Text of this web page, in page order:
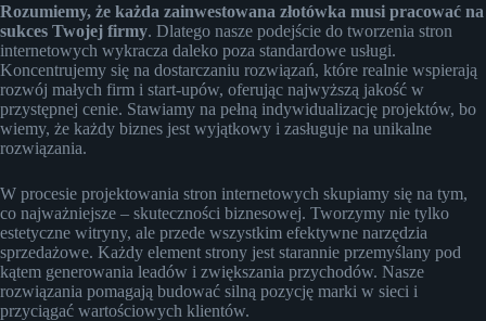
Rozumiemy, że każda zainwestowana złotówka musi pracować na
sukces Twojej firmy. Dlatego nasze podejście do tworzenia stron
internetowych wykracza daleko poza standardowe usługi.
Koncentrujemy się na dostarczaniu rozwiązań, które realnie wspierają
rozwój małych firm i start-upów, oferując najwyższą jakość w
przystępnej cenie. Stawiamy na pełną indywidualizację projektów, bo
wiemy, że każdy biznes jest wyjątkowy i zasługuje na unikalne
rozwiązania.
W procesie projektowania stron internetowych skupiamy się na tym,
co najważniejsze – skuteczności biznesowej. Tworzymy nie tylko
estetyczne witryny, ale przede wszystkim efektywne narzędzia
sprzedażowe. Każdy element strony jest starannie przemyślany pod
kątem generowania leadów i zwiększania przychodów. Nasze
rozwiązania pomagają budować silną pozycję marki w sieci i
przyciągać wartościowych klientów.